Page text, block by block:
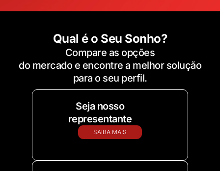
Qual é o Seu Sonho?
Compare as opções
do mercado e encontre a melhor solução
para o seu perfil.
Seja nosso
representante
SAIBA MAIS